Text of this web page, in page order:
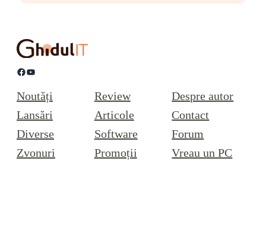
Facebook YouTube
Noutăți
Lansări
Diverse
Zvonuri
Review
Articole
Software
Promoții
Despre autor
Contact
Forum
Vreau un PC